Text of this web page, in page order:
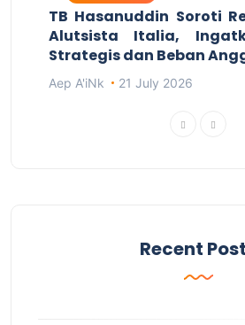
TB Hasanuddin Soroti
Alutsista Italia,
Strategis dan Beban
Aep A'iNk 21 July 2026
Recent